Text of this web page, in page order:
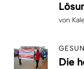
von
Die